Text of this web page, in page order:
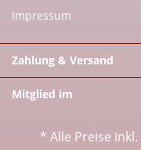
Impressum
Zahlung & Versand
Mitglied im
* Alle Preise